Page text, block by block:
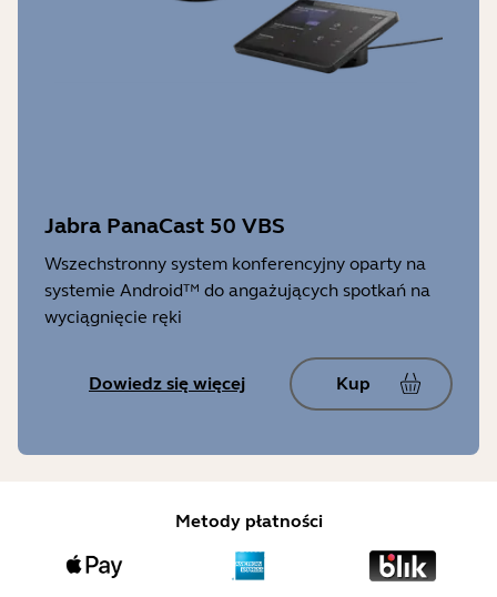
Jabra PanaCast 50 VBS
Wszechstronny system konferencyjny oparty na
systemie Android™ do angażujących spotkań na
wyciągnięcie ręki
Dowiedz się więcej Kup
Metody płatności